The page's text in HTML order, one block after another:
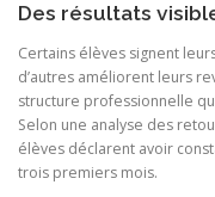
Des résultats
Certains élèves signent
d’autres améliorent leurs
structure professionnelle
Selon une analyse des
élèves déclarent avoir
trois premiers mois.